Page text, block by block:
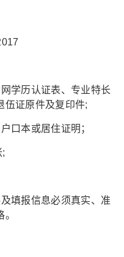
学历认证表、专业特长
伍证原件及复印件;
口本或居住证明；
;
填报信息必须真实、准